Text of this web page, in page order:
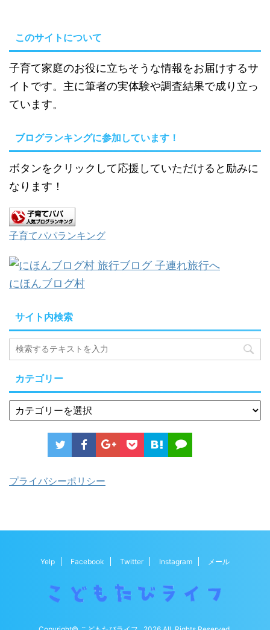
このサイトについて
子育て家庭のお役に立ちそうな情報をお届けするサ
イトです。主に筆者の実体験や調査結果で成り立っ
ています。
ブログランキングに参加しています！
ボタンをクリックして応援していただけると励みに
なります！
子育てパパランキング
にほんブログ村
サイト内検索
カテゴリー
プライバシーポリシー
Yelp Facebook Twitter Instagram メール